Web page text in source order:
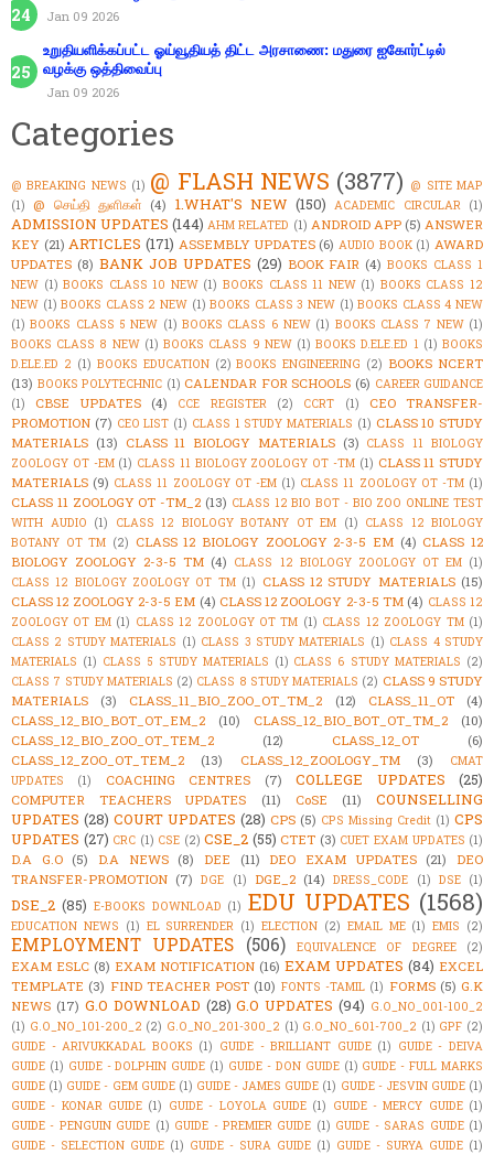
Jan 09 2026
உறுதியளிக்கப்பட்ட ஓய்வூதியத் திட்ட அரசாணை: மதுரை ஐகோர்ட்டில்
வழக்கு ஒத்திவைப்பு
Jan 09 2026
Categories
@ BREAKING NEWS (1) @ FLASH NEWS (3877) @ SITE MAP
(1) @ செய்தி துளிகள் (4) 1.WHAT'S NEW (150) ACADEMIC CIRCULAR (1)
ADMISSION UPDATES (144) AHM RELATED (1) ANDROID APP (5) ANSWER
KEY (21) ARTICLES (171) ASSEMBLY UPDATES (6) AUDIO BOOK (1) AWARD
UPDATES (8) BANK JOB UPDATES (29) BOOK FAIR (4) BOOKS CLASS 1
NEW (1) BOOKS CLASS 10 NEW (1) BOOKS CLASS 11 NEW (1) BOOKS CLASS 12
NEW (1) BOOKS CLASS 2 NEW (1) BOOKS CLASS 3 NEW (1) BOOKS CLASS 4 NEW
(1) BOOKS CLASS 5 NEW (1) BOOKS CLASS 6 NEW (1) BOOKS CLASS 7 NEW (1)
BOOKS CLASS 8 NEW (1) BOOKS CLASS 9 NEW (1) BOOKS D.ELE.ED 1 (1) BOOKS
D.ELE.ED 2 (1) BOOKS EDUCATION (2) BOOKS ENGINEERING (2) BOOKS NCERT
(13) BOOKS POLYTECHNIC (1) CALENDAR FOR SCHOOLS (6) CAREER GUIDANCE
(1)
CBSE UPDATES (4) CCE REGISTER (2) CCRT (1)
CEO TRANSFER-
PROMOTION (7) CEO LIST (1) CLASS 1 STUDY MATERIALS (1) CLASS 10 STUDY
MATERIALS (13) CLASS 11 BIOLOGY MATERIALS (3) CLASS 11 BIOLOGY
ZOOLOGY OT -EM (1) CLASS 11 BIOLOGY ZOOLOGY OT -TM (1) CLASS 11 STUDY
MATERIALS (9) CLASS 11 ZOOLOGY OT -EM (1) CLASS 11 ZOOLOGY OT -TM (1)
CLASS 11 ZOOLOGY OT -TM_2 (13) CLASS 12 BIO BOT - BIO ZOO ONLINE TEST
WITH AUDIO (1) CLASS 12 BIOLOGY BOTANY OT EM (1) CLASS 12 BIOLOGY
BOTANY OT TM (2) CLASS 12 BIOLOGY ZOOLOGY 2-3-5 EM (4) CLASS 12
BIOLOGY ZOOLOGY 2-3-5 TM (4) CLASS 12 BIOLOGY ZOOLOGY OT EM (1)
CLASS 12 BIOLOGY ZOOLOGY OT TM (1) CLASS 12 STUDY MATERIALS (15)
CLASS 12 ZOOLOGY 2-3-5 EM (4) CLASS 12 ZOOLOGY 2-3-5 TM (4) CLASS 12
ZOOLOGY OT EM (1) CLASS 12 ZOOLOGY OT TM (1) CLASS 12 ZOOLOGY TM (1)
CLASS 2 STUDY MATERIALS (1) CLASS 3 STUDY MATERIALS (1) CLASS 4 STUDY
MATERIALS (1) CLASS 5 STUDY MATERIALS (1) CLASS 6 STUDY MATERIALS (2)
CLASS 7 STUDY MATERIALS (2) CLASS 8 STUDY MATERIALS (2) CLASS 9 STUDY
MATERIALS
(3) CLASS_11_BIO_ZOO_OT_TM_2 (12) CLASS_11_OT
(4)
CLASS_12_BIO_BOT_OT_EM_2
(10) CLASS_12_BIO_BOT_OT_TM_2
(10)
CLASS_12_BIO_ZOO_OT_TEM_2
(12) CLASS_12_OT
(6)
CLASS_12_ZOO_OT_TEM_2
(13) CLASS_12_ZOOLOGY_TM (3)
CMAT
UPDATES
(1) COACHING CENTRES (7) COLLEGE UPDATES (25)
COMPUTER TEACHERS UPDATES (11) CoSE (11)
COUNSELLING
UPDATES (28) COURT UPDATES (28) CPS (5) CPS Missing Credit (1) CPS
UPDATES (27) CRC (1) CSE (2) CSE_2 (55) CTET (3) CUET EXAM UPDATES (1)
D.A G.O (5) D.A NEWS (8) DEE (11) DEO EXAM UPDATES (21)
DEO
TRANSFER-PROMOTION (7) DGE (1) DGE_2 (14) DRESS_CODE (1) DSE (1)
DSE_2 (85) E-BOOKS DOWNLOAD (1) EDU UPDATES (1568)
EDUCATION NEWS (1) EL SURRENDER (1) ELECTION (2) EMAIL ME (1) EMIS (2)
EMPLOYMENT UPDATES (506) EQUIVALENCE OF DEGREE (2)
EXAM ESLC (8) EXAM NOTIFICATION (16) EXAM UPDATES (84) EXCEL
TEMPLATE (3) FIND TEACHER POST (10) FONTS -TAMIL (1) FORMS (5) G.K
NEWS (17) G.O DOWNLOAD (28) G.O UPDATES (94) G.O_NO_001-100_2
(1) G.O_NO_101-200_2 (2) G.O_NO_201-300_2 (1) G.O_NO_601-700_2 (1) GPF (2)
GUIDE - ARIVUKKADAL BOOKS (1) GUIDE - BRILLIANT GUIDE (1) GUIDE - DEIVA
GUIDE (1) GUIDE - DOLPHIN GUIDE (1) GUIDE - DON GUIDE (1) GUIDE - FULL MARKS
GUIDE (1) GUIDE - GEM GUIDE (1) GUIDE - JAMES GUIDE (1) GUIDE - JESVIN GUIDE (1)
GUIDE - KONAR GUIDE (1) GUIDE - LOYOLA GUIDE (1) GUIDE - MERCY GUIDE (1)
GUIDE - PENGUIN GUIDE (1) GUIDE - PREMIER GUIDE (1) GUIDE - SARAS GUIDE (1)
GUIDE - SELECTION GUIDE (1) GUIDE - SURA GUIDE (1) GUIDE - SURYA GUIDE (1)